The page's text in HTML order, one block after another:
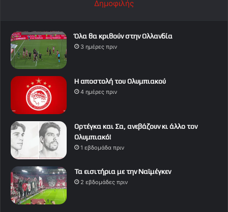
Δημοφιλής
Όλα θα κριθούν στην Ολλανδία
3 ημέρες πριν
Η αποστολή του Ολυμπιακού
4 ημέρες πριν
Ορτέγκα και Σα, ανεβάζουν κι άλλο τον
Ολυμπιακό!
1 εβδομάδα πριν
Τα εισιτήρια με την Ναϊμέγκεν
2 εβδομάδες πριν